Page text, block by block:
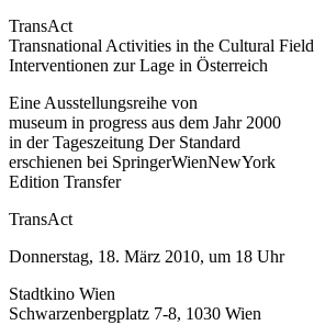
TransAct
Transnational Activities in the Cultural Field
Interventionen zur Lage in Österreich
Eine Ausstellungsreihe von
museum in progress aus dem Jahr 2000
in der Tageszeitung Der Standard
erschienen bei SpringerWienNewYork
Edition Transfer
TransAct
Donnerstag, 18. März 2010, um 18 Uhr
Stadtkino Wien
Schwarzenbergplatz 7-8, 1030 Wien